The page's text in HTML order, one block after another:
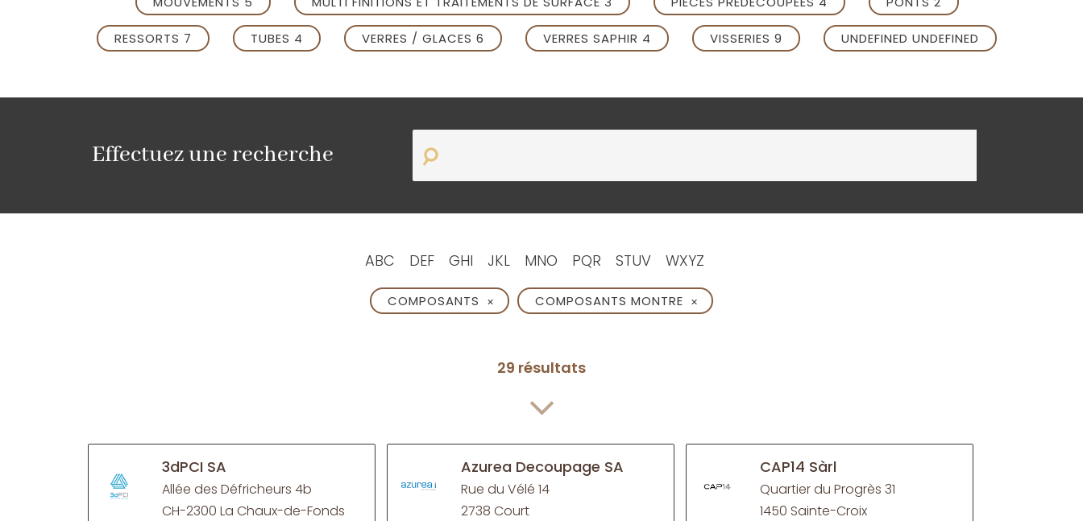
RESSORTS 7 TUBES 4 VERRES / GLACES 6 VERRES SAPHIR 4 VISSERIES 9 UNDEFINED UNDEFINED
Effectuez une recherche
ABC DEF GHI JKL MNO PQR STUV WXYZ
COMPOSANTS ✕ COMPOSANTS MONTRE ✕
29 résultats
3dPCI SA
Allée des Défricheurs 4b
CH-2300 La Chaux-de-Fonds
Azurea Decoupage SA
Rue du Vélé 14
2738 Court
CAP14 Sàrl
Quartier du Progrès 31
1450 Sainte-Croix